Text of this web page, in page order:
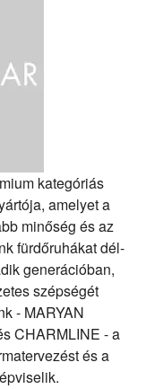
kategóriás
amelyet a
minőség és az
fürdőruhákat dél-
generációban,
szépségét
- MARYAN
CHARMLINE - a
és a